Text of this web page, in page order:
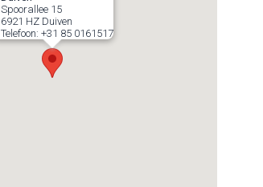
Spoorallee 15
6921 HZ Duiven
Telefoon: +31 85 0161517